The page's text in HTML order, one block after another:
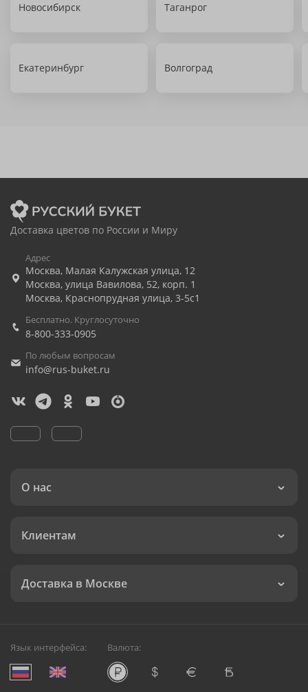
Новосибирск Таганрог
Екатеринбург Волгоград
Доставка цветов по России и Миру
Адрес
Москва, Малая Калужская улица, 12
Москва, улица Вавилова, 52, корп. 1
Москва, Краснопрудная улица, 3-5с1
Бесплатно. Круглосуточно
8-800-333-0905
По любым вопросам
info@rus-buket.ru
О нас
Клиентам
Доставка в Москве
Язык интерфейса: Валюта: